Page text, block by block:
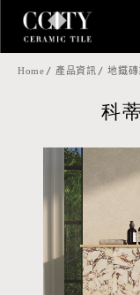
Home 產品資訊 地鐵磚
科